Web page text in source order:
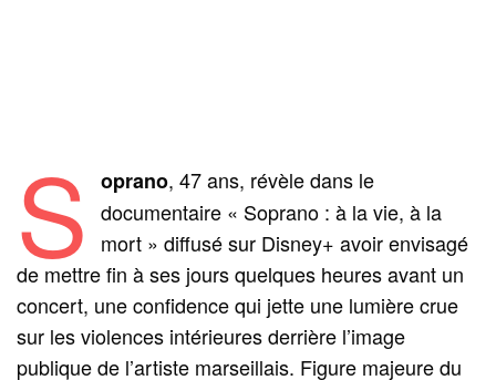
S oprano, 47 ans, révèle dans le
documentaire « Soprano : à la vie, à la
mort » diffusé sur Disney+ avoir envisagé
de mettre fin à ses jours quelques heures avant un
concert, une confidence qui jette une lumière crue
sur les violences intérieures derrière l’image
publique de l’artiste marseillais. Figure majeure du